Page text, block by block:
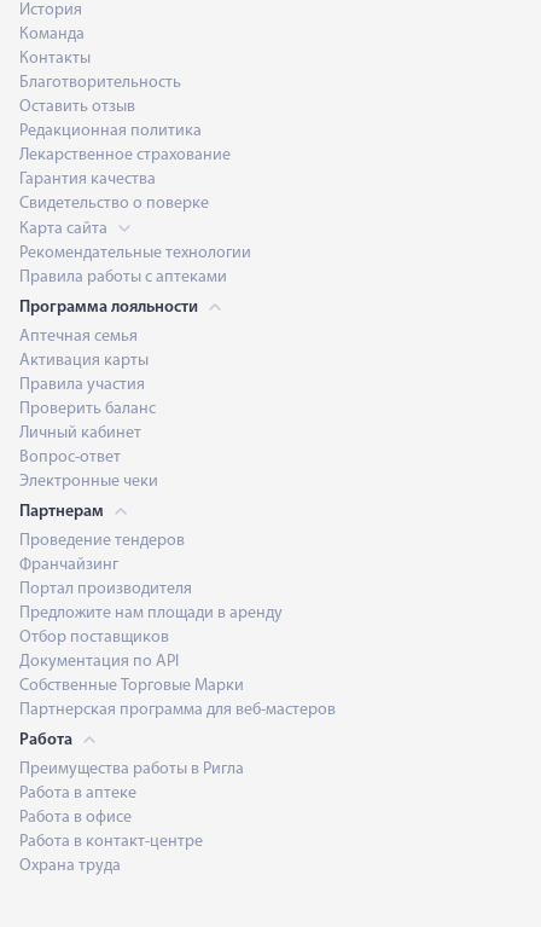
История
Команда
Контакты
Благотворительность
Оставить отзыв
Редакционная политика
Лекарственное страхование
Гарантия качества
Свидетельство о поверке
Карта сайта
Рекомендательные технологии
Правила работы с аптеками
Программа лояльности
Аптечная семья
Активация карты
Правила участия
Проверить баланс
Личный кабинет
Вопрос-ответ
Электронные чеки
Партнерам
Проведение тендеров
Франчайзинг
Портал производителя
Предложите нам площади в аренду
Отбор поставщиков
Документация по API
Собственные Торговые Марки
Партнерская программа для веб-мастеров
Работа
Преимущества работы в Ригла
Работа в аптеке
Работа в офисе
Работа в контакт-центре
Охрана труда